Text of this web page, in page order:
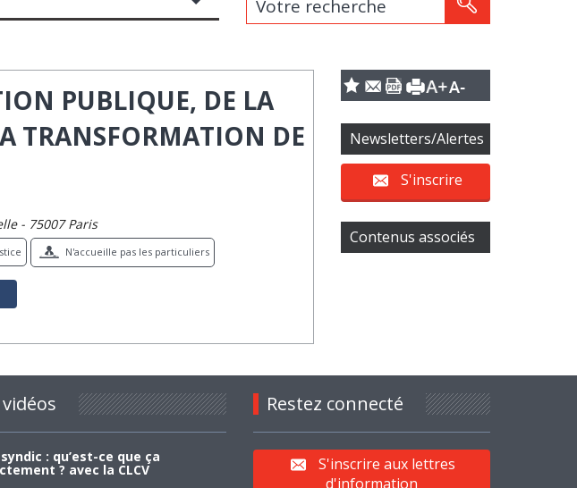
PUBLIQUE, DE LA
TRANSFORMATION DE
- 75007 Paris
N'accueille pas les particuliers
Newsletters/Alertes
S'inscrire
Contenus associés
: qu’est-ce que ça
? avec la CLCV
Restez connecté
S'inscrire aux lettres
d'information